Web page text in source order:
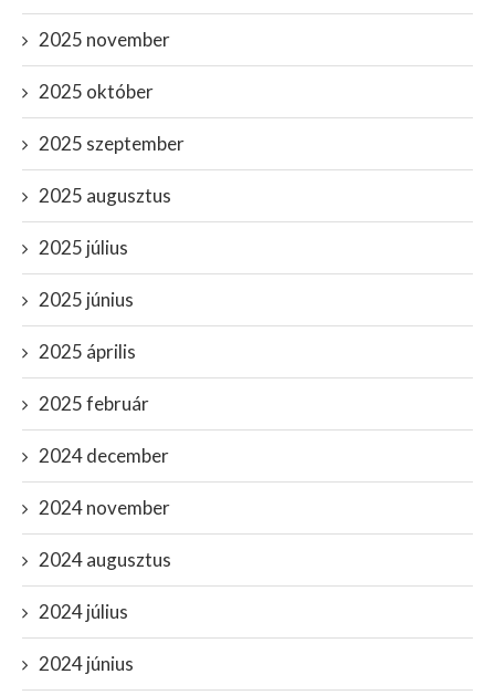
2025 november
2025 október
2025 szeptember
2025 augusztus
2025 július
2025 június
2025 április
2025 február
2024 december
2024 november
2024 augusztus
2024 július
2024 június